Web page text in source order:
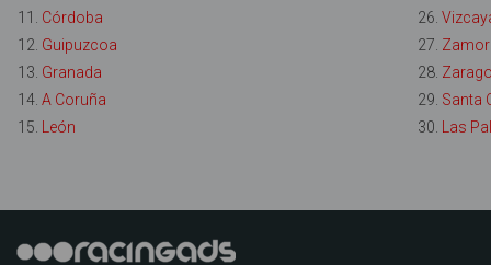
11. Córdoba 26.
12. Guipuzcoa 27.
13. Granada 28.
14. A Coruña 29. Santa
15.
León 30. Las